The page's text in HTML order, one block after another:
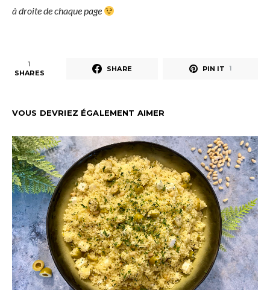
à droite de chaque page
1
SHARES SHARE PIN IT 1
VOUS DEVRIEZ ÉGALEMENT AIMER